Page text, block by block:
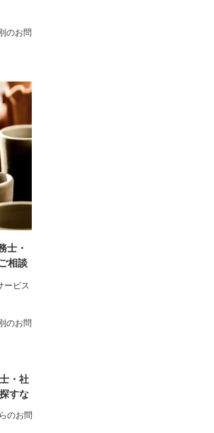
のお問
士・
相談
ービス
のお問
・社
すな
ご相
のお問